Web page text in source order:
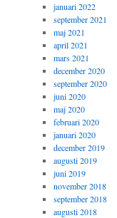
januari 2022
september 2021
maj 2021
april 2021
mars 2021
december 2020
september 2020
juni 2020
maj 2020
februari 2020
januari 2020
december 2019
augusti 2019
juni 2019
november 2018
september 2018
augusti 2018